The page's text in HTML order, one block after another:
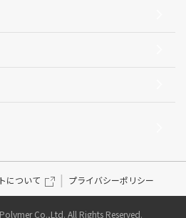
について プライバシーポリシー
Co.,Ltd. All Rights Reserved.